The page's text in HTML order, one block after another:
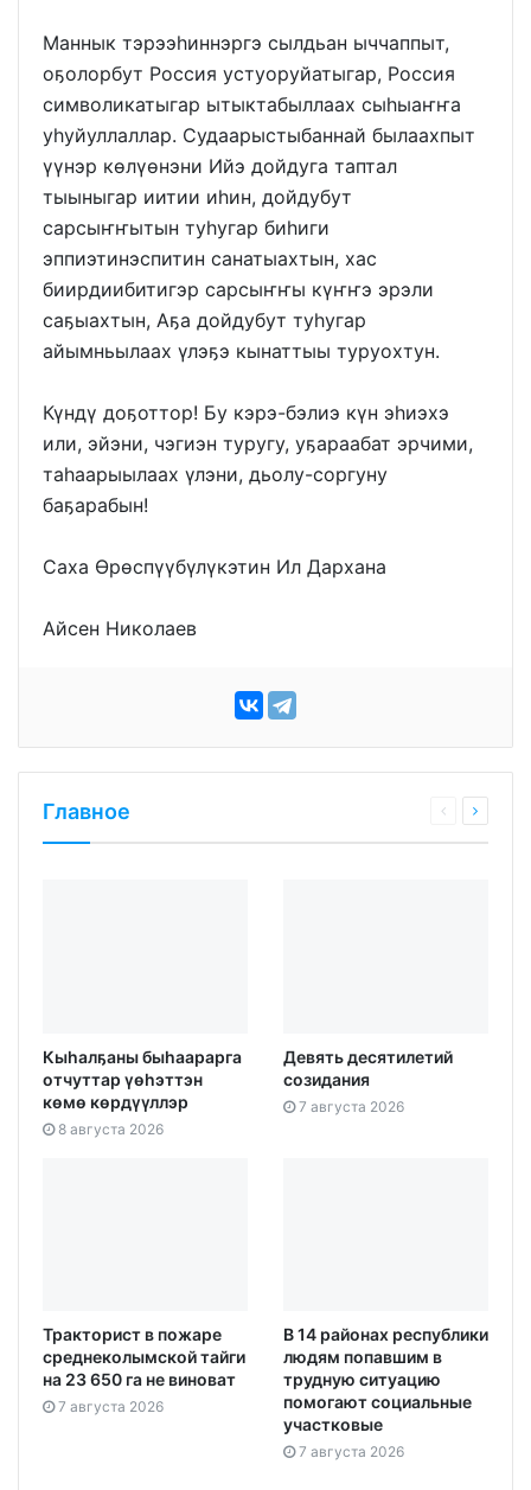
Маннык тэрээһиннэргэ сылдьан ыччаппыт,
оҕолорбут Россия устуоруйатыгар, Россия
символикатыгар ытыктабыллаах сыһыаҥҥа
уһуйуллаллар. Судаарыстыбаннай былаахпыт
үүнэр көлүөнэни Ийэ дойдуга таптал
тыыныгар иитии иһин, дойдубут
сарсыҥҥытын туһугар биһиги
эппиэтинэспитин санатыахтын, хас
биирдиибитигэр сарсыҥҥы күҥҥэ эрэли
саҕыахтын, Аҕа дойдубут туһугар
айымньылаах үлэҕэ кынаттыы туруохтун.
Күндү доҕоттор! Бу кэрэ-бэлиэ күн эһиэхэ
или, эйэни, чэгиэн туругу, уҕараабат эрчими,
таһаарыылаах үлэни, дьолу-соргуну
баҕарабын!
Саха Өрөспүүбүлүкэтин Ил Дархана
Айсен Николаев
Главное
Кыһалҕаны быһаарарга
отчуттар үөһэттэн
көмө көрдүүллэр
8 августа 2026
Девять десятилетий
созидания
7 августа 2026
Тракторист в пожаре
среднеколымской тайги
на 23 650 га не виноват
7 августа 2026
В 14 районах республики
людям попавшим в
трудную ситуацию
помогают социальные
участковые
7 августа 2026